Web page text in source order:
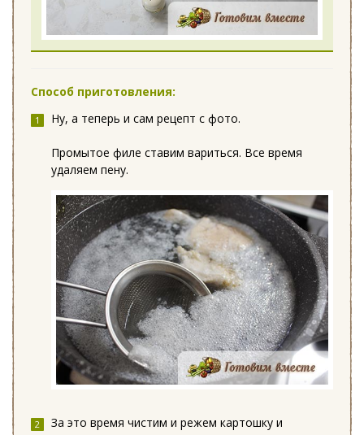
Способ приготовления:
Ну, а теперь и сам рецепт с фото.
Промытое филе ставим вариться. Все время
удаляем пену.
За это время чистим и режем картошку и